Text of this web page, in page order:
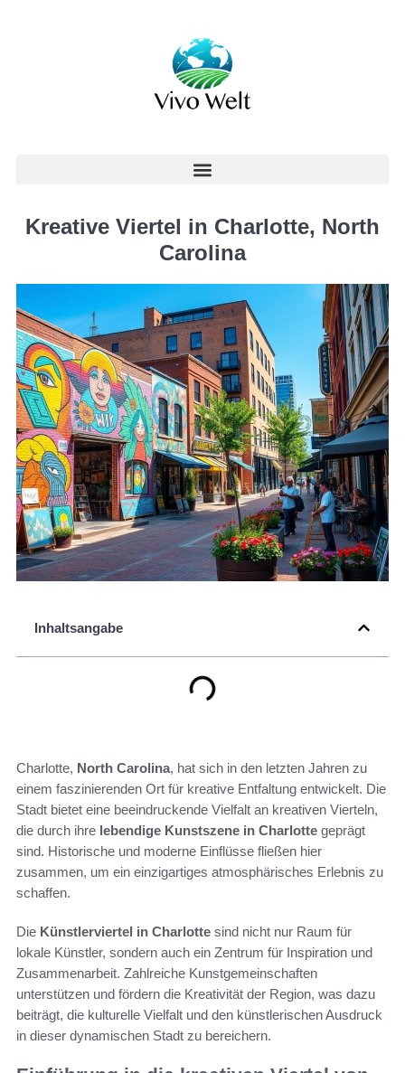
Kreative Viertel in Charlotte, North
Carolina
Inhaltsangabe
Charlotte, North Carolina, hat sich in den letzten Jahren zu
einem faszinierenden Ort für kreative Entfaltung entwickelt. Die
Stadt bietet eine beeindruckende Vielfalt an kreativen Vierteln,
die durch ihre lebendige Kunstszene in Charlotte geprägt
sind. Historische und moderne Einflüsse fließen hier
zusammen, um ein einzigartiges atmosphärisches Erlebnis zu
schaffen.
Die Künstlerviertel in Charlotte sind nicht nur Raum für
lokale Künstler, sondern auch ein Zentrum für Inspiration und
Zusammenarbeit. Zahlreiche Kunstgemeinschaften
unterstützen und fördern die Kreativität der Region, was dazu
beiträgt, die kulturelle Vielfalt und den künstlerischen Ausdruck
in dieser dynamischen Stadt zu bereichern.